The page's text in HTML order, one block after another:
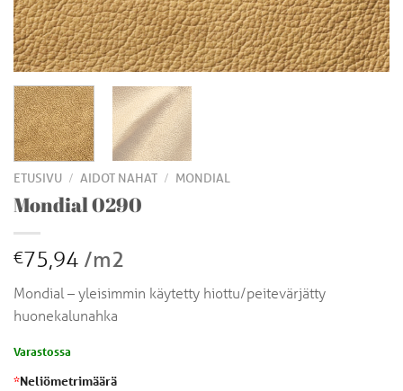
ETUSIVU / AIDOT NAHAT / MONDIAL
Mondial 0290
€75,94 /m2
Mondial – yleisimmin käytetty hiottu/peitevärjätty
huonekalunahka
Varastossa
*Neliömetrimäärä